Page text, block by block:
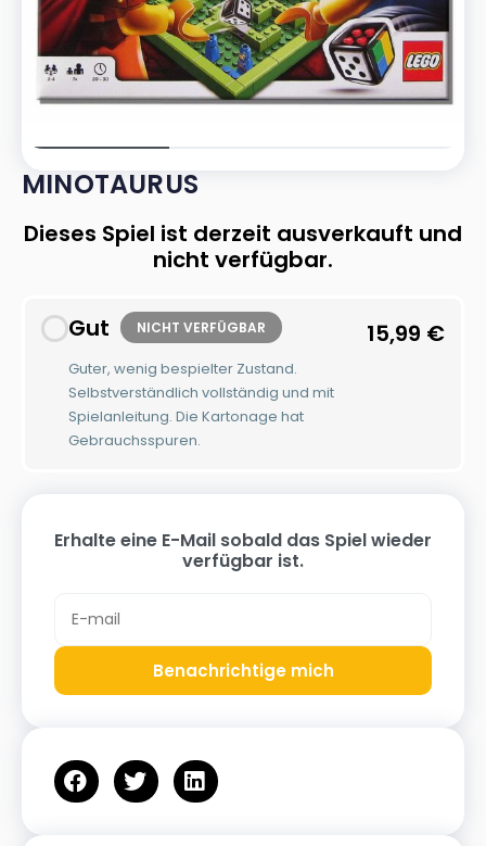
MINOTAURUS
Dieses Spiel ist derzeit ausverkauft und
nicht verfügbar.
Gut NICHT VERFÜGBAR
Guter, wenig bespielter Zustand.
Selbstverständlich vollständig und mit
Spielanleitung. Die Kartonage hat
Gebrauchsspuren.
15,99 €
Erhalte eine E-Mail sobald das Spiel wieder
verfügbar ist.
Benachrichtige mich